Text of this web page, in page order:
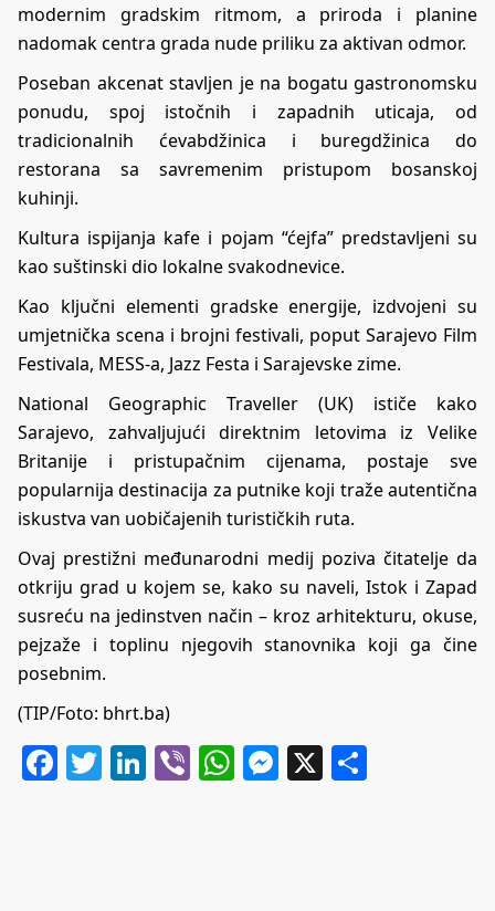
modernim gradskim ritmom, a priroda i planine
nadomak centra grada nude priliku za aktivan odmor.
Poseban akcenat stavljen je na bogatu gastronomsku
ponudu, spoj istočnih i zapadnih uticaja, od
tradicionalnih ćevabdžinica i buregdžinica do
restorana sa savremenim pristupom bosanskoj
kuhinji.
Kultura ispijanja kafe i pojam “ćejfa” predstavljeni su
kao suštinski dio lokalne svakodnevice.
Kao ključni elementi gradske energije, izdvojeni su
umjetnička scena i brojni festivali, poput Sarajevo Film
Festivala, MESS-a, Jazz Festa i Sarajevske zime.
National Geographic Traveller (UK) ističe kako
Sarajevo, zahvaljujući direktnim letovima iz Velike
Britanije i pristupačnim cijenama, postaje sve
popularnija destinacija za putnike koji traže autentična
iskustva van uobičajenih turističkih ruta.
Ovaj prestižni međunarodni medij poziva čitatelje da
otkriju grad u kojem se, kako su naveli, Istok i Zapad
susreću na jedinstven način – kroz arhitekturu, okuse,
pejzaže i toplinu njegovih stanovnika koji ga čine
posebnim.
(TIP/Foto: bhrt.ba)
Facebook
Twitter
LinkedIn
ViberWhatsApp
Messenger
X